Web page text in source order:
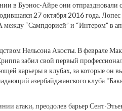
в Буэнос-Айре они отпраздновали
27 октября 2016 года.
между “Сампдорией” и “Интером” в
Нельсона Акосты. В феврале
забил свой первый
карьеры в клубах, за которые он
азербайджанского клуба
атаки, преодолев барьер Сент-